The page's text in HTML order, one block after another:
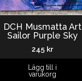
DCH Musmatta Art
Sailor Purple Sky
245 kr
Lägg till i
varukorg